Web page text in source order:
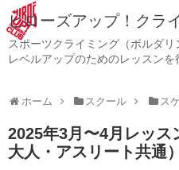
ヒローズアップ！クラ
スポーツクライミング（ボルダ
レベルアップのためのレッスンを
ホーム スクール ス
2025年3月〜4月レッス
大人・アスリート共通）